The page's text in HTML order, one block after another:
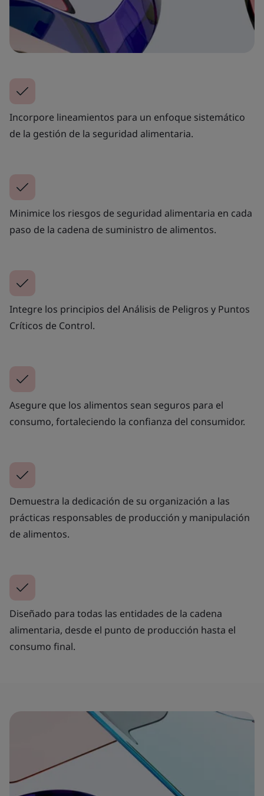
Incorpore lineamientos para un enfoque sistemático
de la gestión de la seguridad alimentaria.
Minimice los riesgos de seguridad alimentaria en cada
paso de la cadena de suministro de alimentos.
Integre los principios del Análisis de Peligros y Puntos
Críticos de Control.
Asegure que los alimentos sean seguros para el
consumo, fortaleciendo la confianza del consumidor.
Demuestra la dedicación de su organización a las
prácticas responsables de producción y manipulación
de alimentos.
Diseñado para todas las entidades de la cadena
alimentaria, desde el punto de producción hasta el
consumo final.